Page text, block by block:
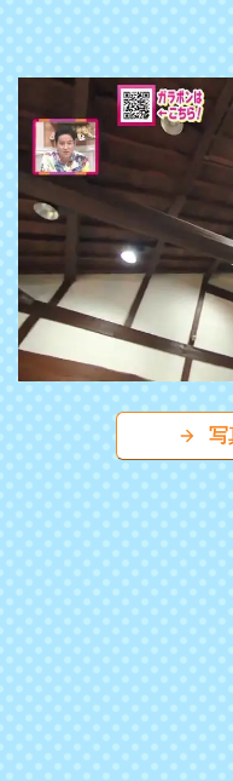
写